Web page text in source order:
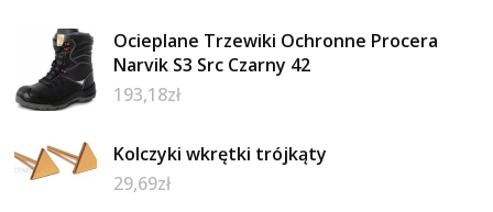
Ocieplane Trzewiki Ochronne Procera
Narvik S3 Src Czarny 42
193,18zł
Kolczyki wkrętki trójkąty
29,69zł